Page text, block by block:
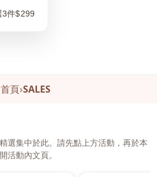
3件$299
首頁›SALES
選集中於此。請先點上方活動，再於本
活動內文頁。